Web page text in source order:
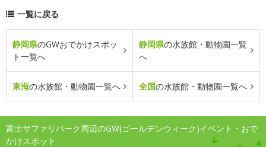
一覧に戻る
静岡県のGWおでかけスポッ
ト一覧へ
静岡県の水族館・動物園一覧
へ
東海の水族館・動物園一覧へ 全国の水族館・動物園一覧へ
富士サファリパーク周辺のGW(ゴールデンウィーク)イベント・おで
かけスポット